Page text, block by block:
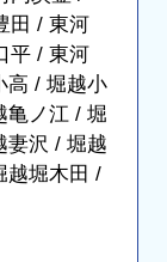
田 / 東河
平 / 東河
高 / 堀越小
亀ノ江 / 堀
妻沢 / 堀越
越堀木田 /